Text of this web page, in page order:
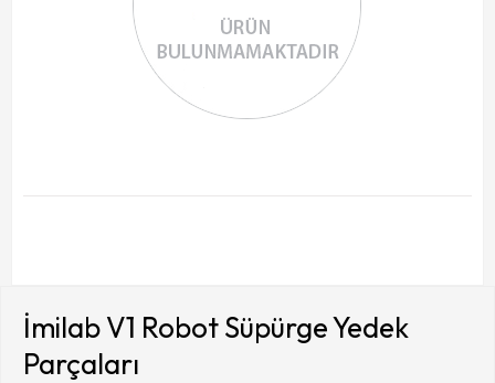
İmilab V1 Robot Süpürge Yedek
Parçaları